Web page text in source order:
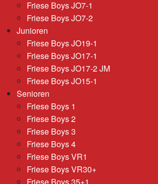
Friese Boys JO7-1
Friese Boys JO7-2
Junioren
Friese Boys JO19-1
Friese Boys JO17-1
Friese Boys JO17-2 JM
Friese Boys JO15-1
Senioren
Friese Boys 1
Friese Boys 2
Friese Boys 3
Friese Boys 4
Friese Boys VR1
Friese Boys VR30+
Friese Boys 35+1